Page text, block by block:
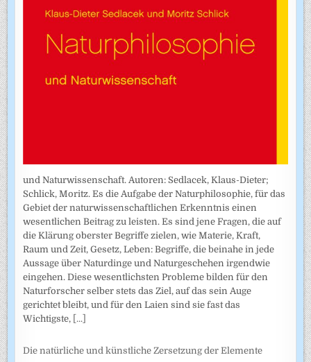
und Naturwissenschaft. Autoren: Sedlacek, Klaus-Dieter;
Schlick, Moritz. Es die Aufgabe der Naturphilosophie, für das
Gebiet der naturwissenschaftlichen Erkenntnis einen
wesentlichen Beitrag zu leisten. Es sind jene Fragen, die auf
die Klärung oberster Begriffe zielen, wie Materie, Kraft,
Raum und Zeit, Gesetz, Leben: Begriffe, die beinahe in jede
Aussage über Naturdinge und Naturgeschehen irgendwie
eingehen. Diese wesentlichsten Probleme bilden für den
Naturforscher selber stets das Ziel, auf das sein Auge
gerichtet bleibt, und für den Laien sind sie fast das
Wichtigste, [...]
Die natürliche und künstliche Zersetzung der Elemente